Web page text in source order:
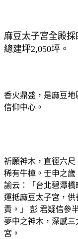
麻豆太子宮全殿採
總建坪2,050坪 。
香火鼎盛，是麻豆
信仰中心。
祈願神木，直徑六
稀有牛樟。壬申之
諭云：「台北碧潭
運抵麻豆太子宮，
責。」 彭 君疑信參
夢中之神木，深感
宮。